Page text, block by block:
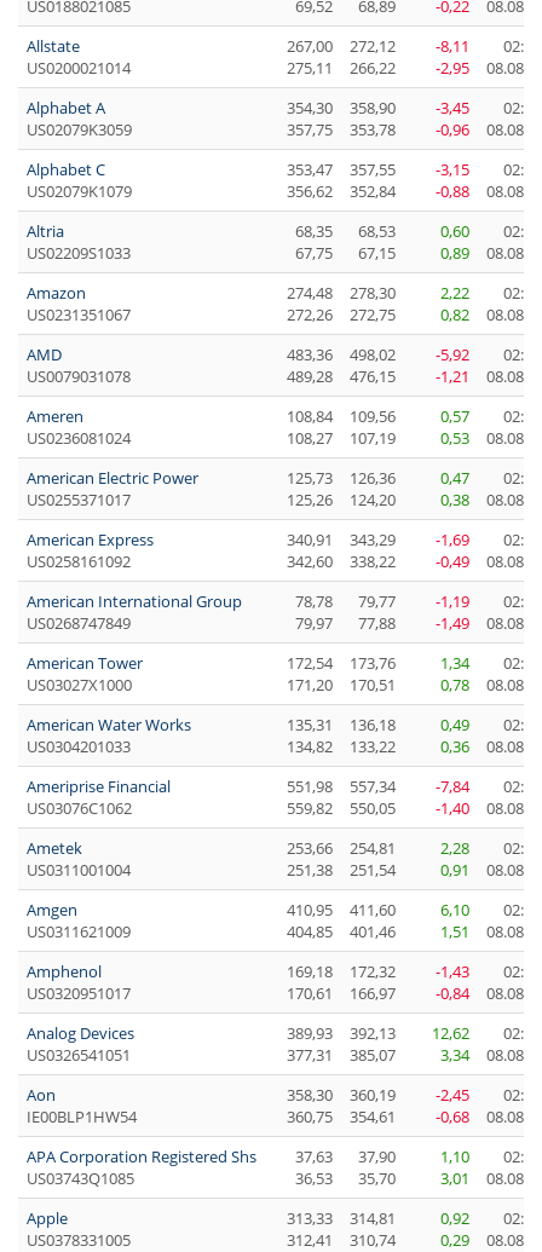
US0188021085 69,52 68,89 -0,22
Allstate
US0200021014
267,00
275,11
272,12
266,22
-8,11
-2,95
Alphabet A
US02079K3059
354,30
357,75
358,90
353,78
-3,45
-0,96
Alphabet C
US02079K1079
353,47
356,62
357,55
352,84
-3,15
-0,88
Altria
US02209S1033
68,35
67,75
68,53
67,15
0,60
0,89
Amazon
US0231351067
274,48
272,26
278,30
272,75
2,22
0,82
AMD
US0079031078
483,36
489,28
498,02
476,15
-5,92
-1,21
Ameren
US0236081024
108,84
108,27
109,56
107,19
0,57
0,53
American Electric Power
US0255371017
125,73
125,26
126,36
124,20
0,47
0,38
American Express
US0258161092
340,91
342,60
343,29
338,22
-1,69
-0,49
American International Group
US0268747849
78,78
79,97
79,77
77,88
-1,19
-1,49
American Tower
US03027X1000
172,54
171,20
173,76
170,51
1,34
0,78
American Water Works
US0304201033
135,31
134,82
136,18
133,22
0,49
0,36
Ameriprise Financial
US03076C1062
551,98
559,82
557,34
550,05
-7,84
-1,40
Ametek
US0311001004
253,66
251,38
254,81
251,54
2,28
0,91
Amgen
US0311621009
410,95
404,85
411,60
401,46
6,10
1,51
Amphenol
US0320951017
169,18
170,61
172,32
166,97
-1,43
-0,84
Analog Devices
US0326541051
389,93
377,31
392,13
385,07
12,62
3,34
Aon
IE00BLP1HW54
358,30
360,75
360,19
354,61
-2,45
-0,68
APA Corporation Registered Shs
US03743Q1085
37,63
36,53
37,90
35,70
1,10
3,01
Apple
US0378331005
313,33
312,41
314,81
310,74
0,92
0,29